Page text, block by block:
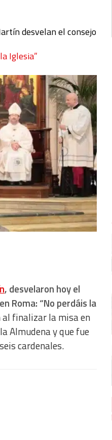
desvelan el consejo
Iglesia”
, desvelaron hoy el
Roma: “No perdáis la
finalizar la misa en
Almudena y que fue
cardenales.